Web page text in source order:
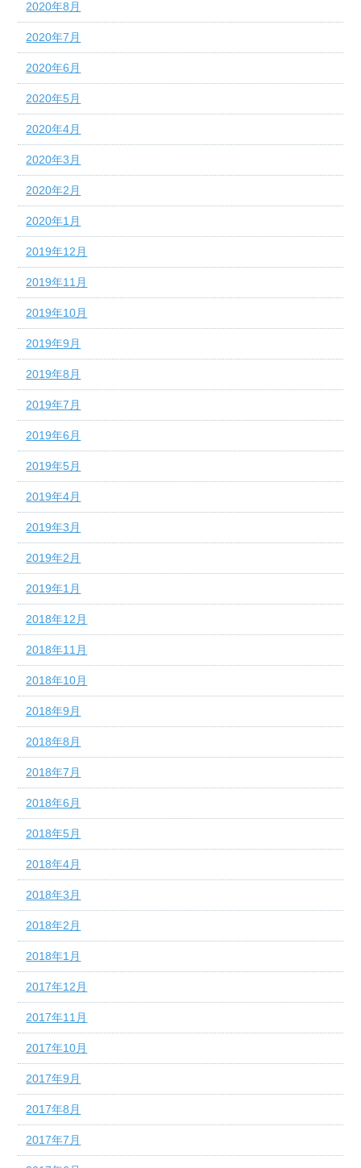
2020年8月
2020年7月
2020年6月
2020年5月
2020年4月
2020年3月
2020年2月
2020年1月
2019年12月
2019年11月
2019年10月
2019年9月
2019年8月
2019年7月
2019年6月
2019年5月
2019年4月
2019年3月
2019年2月
2019年1月
2018年12月
2018年11月
2018年10月
2018年9月
2018年8月
2018年7月
2018年6月
2018年5月
2018年4月
2018年3月
2018年2月
2018年1月
2017年12月
2017年11月
2017年10月
2017年9月
2017年8月
2017年7月